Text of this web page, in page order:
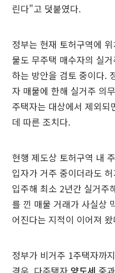
린다"고 덧붙였다.
정부는 현재 토허구역에
물도 무주택 매수자의 실
하는 방안을 검토 중이다.
자 매물에 한해 실거주 의
주택자는 대상에서 제외되
데 따른 조치다.
현행 제도상 토허구역 내
입자가 거주 중이더라도
입주해 최소 2년간 실거주
를 낀 매물 거래가 사실상
어진다는 지적이 이어져
정부가 비거주 1주택자까